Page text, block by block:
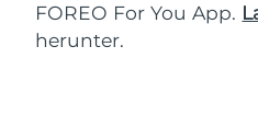
FOREO For You App.
herunter.